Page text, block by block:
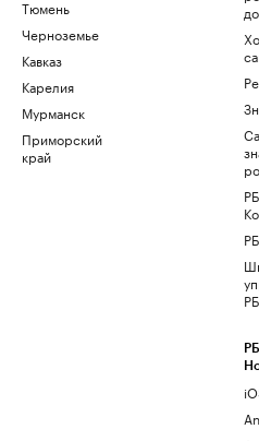
Тюмень
Черноземье
Кавказ
Карелия
Мурманск
Приморский
край